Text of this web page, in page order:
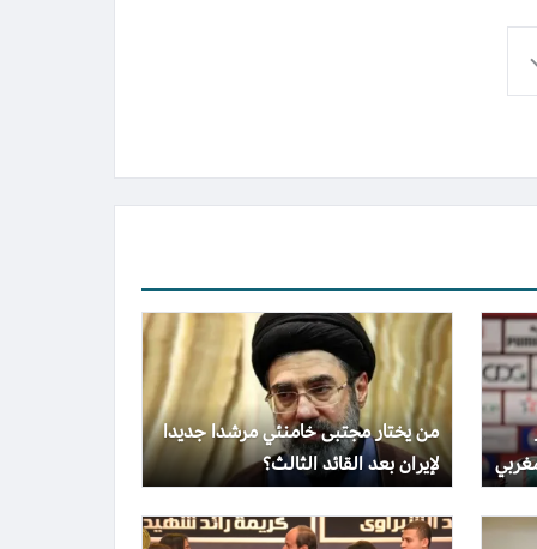
من يختار مجتبى خامنئي مرشدا جديدا
لإيران بعد القائد الثالث؟